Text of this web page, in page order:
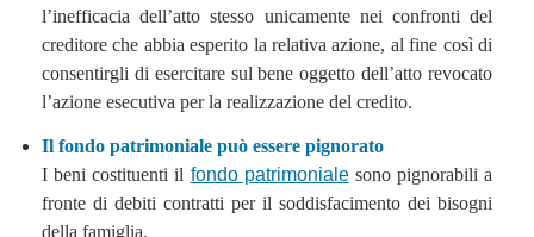
l’inefficacia dell’atto stesso unicamente nei confronti del
creditore che abbia esperito la relativa azione, al fine così di
consentirgli di esercitare sul bene oggetto dell’atto revocato
l’azione esecutiva per la realizzazione del credito.
Il fondo patrimoniale può essere pignorato
I beni costituenti il fondo patrimonialesono pignorabili a
fronte di debiti contratti per il soddisfacimento dei bisogni
della famiglia.